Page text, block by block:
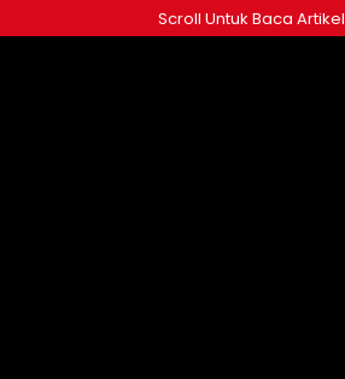
ke
Scroll Untuk Baca Artikel